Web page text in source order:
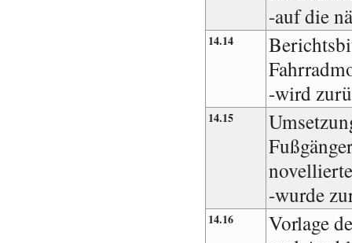
-auf die
14.14
-wird
14.15
-wurde
14.16
Vorlage